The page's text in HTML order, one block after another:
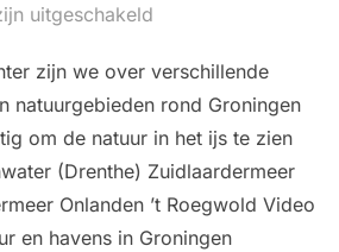
op
uitgeschakeld
zijn we over verschillende
natuurgebieden rond Groningen
om de natuur in het ijs te zien
(Drenthe) Zuidlaardermeer
Onlanden ’t Roegwold Video
en havens in Groningen